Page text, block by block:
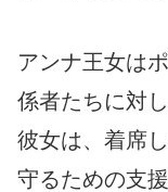
アンナ王女は
係者たちに対
彼女は、着席
守るための支